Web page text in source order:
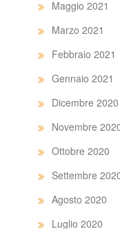
Maggio 2021
Marzo 2021
Febbraio 2021
Gennaio 2021
Dicembre 2020
Novembre
Ottobre 2020
Settembre
Agosto 2020
Luglio 2020